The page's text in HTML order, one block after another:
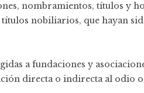
nombramientos, títulos y
nobiliarios, que hayan
a fundaciones y
directa o indirecta al odio